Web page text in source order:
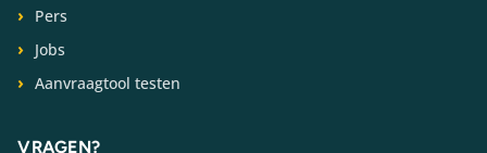
Pers
Jobs
Aanvraagtool testen
VRAGEN?